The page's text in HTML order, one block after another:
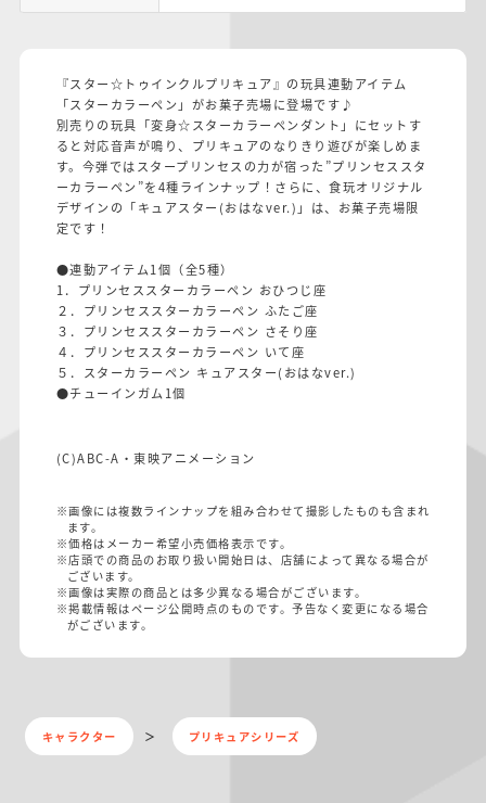
『スター☆トゥインクルプリキュア』の玩具連動アイテム
「スターカラーペン」がお菓子売場に登場です♪
別売りの玩具「変身☆スターカラーペンダント」にセットす
ると対応音声が鳴り、プリキュアのなりきり遊びが楽しめま
す。今弾ではスタープリンセスの力が宿った”プリンセススタ
ーカラーペン”を4種ラインナップ！さらに、食玩オリジナル
デザインの「キュアスター(おはなver.)」は、お菓子売場限
定です！
●連動アイテム1個（全5種）
1．プリンセススターカラーペン おひつじ座
２．プリンセススターカラーペン ふたご座
３．プリンセススターカラーペン さそり座
４．プリンセススターカラーペン いて座
５．スターカラーペン キュアスター(おはなver.)
●チューインガム1個
(C)ABC-A・東映アニメーション
※画像には複数ラインナップを組み合わせて撮影したものも含まれ
ます。
※価格はメーカー希望小売価格表示です。
※店頭での商品のお取り扱い開始日は、店舗によって異なる場合が
ございます。
※画像は実際の商品とは多少異なる場合がございます。
※掲載情報はページ公開時点のものです。予告なく変更になる場合
がございます。
キャラクター プリキュアシリーズ